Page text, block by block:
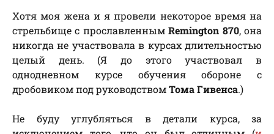
Хотя моя жена и я провели некоторое время на
стрельбище с прославленнымRemington 870, она
никогда не участвовала в курсах длительностью
целый день. (Я до этого участвовал в
однодневном курсе обучения обороне с
дробовиком под руководствомТома Гивенса.)
Не буду углубляться в детали курса, за